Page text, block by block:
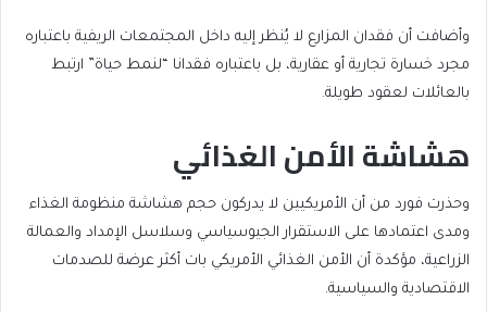
وأضافت أن فقدان المزارع لا يُنظر إليه داخل المجتمعات الريفية باعتباره
مجرد خسارة تجارية أو عقارية، بل باعتباره فقدانا “لنمط حياة” ارتبط
بالعائلات لعقود طويلة.
هشاشة الأمن الغذائي
وحذرت فورد من أن الأمريكيين لا يدركون حجم هشاشة منظومة الغذاء
ومدى اعتمادها على الاستقرار الجيوسياسي وسلاسل الإمداد والعمالة
الزراعية، مؤكدة أن الأمن الغذائي الأمريكي بات أكثر عرضة للصدمات
الاقتصادية والسياسية.